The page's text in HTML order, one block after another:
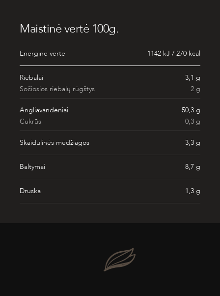
Maistinė vertė 100g.
Energinė vertė 1142 kJ / 270 kcal
Riebalai
3,1 g
Sočiosios riebalų rūgštys
2 g
Angliavandeniai
50,3 g
Cukrūs
0,3 g
Skaidulinės medžiagos 3,3 g
Baltymai 8,7 g
Druska 1,3 g